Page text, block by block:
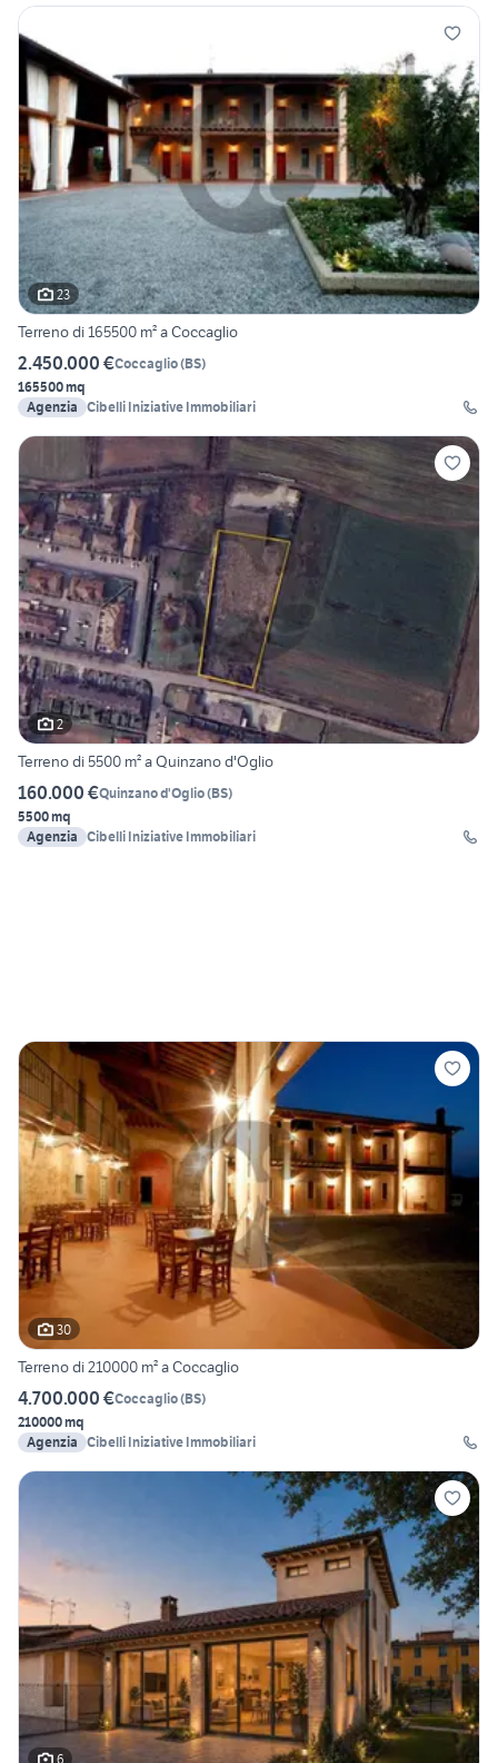
23
Terreno di 165500 m² a Coccaglio
2.450.000 €Coccaglio(BS)
165500 mq
Agenzia Cibelli Iniziative Immobiliari
2
Terreno di 5500 m² a Quinzano d'Oglio
160.000 €Quinzano d'Oglio(BS)
5500 mq
Agenzia Cibelli Iniziative Immobiliari
30
Terreno di 210000 m² a Coccaglio
4.700.000 €Coccaglio(BS)
210000 mq
Agenzia Cibelli Iniziative Immobiliari
6